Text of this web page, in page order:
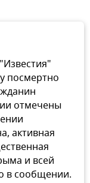
посмертно
отмечены
активная
и всей
в сообщении.